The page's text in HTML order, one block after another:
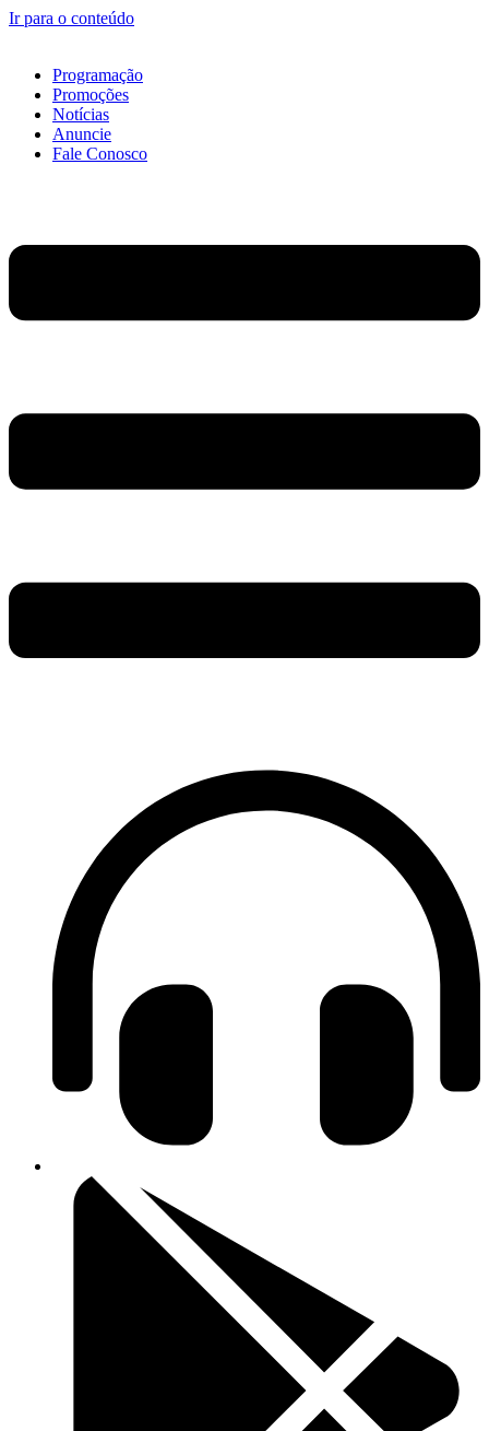
Ir para o conteúdo
Programação
Promoções
Notícias
Anuncie
Fale Conosco